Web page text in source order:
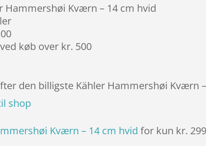
Hammershøi Kværn – 14 cm hvid
ved køb over kr. 500
den billigste Kähler Hammershøi
shop
Kværn – 14 cm hvid for kun kr.